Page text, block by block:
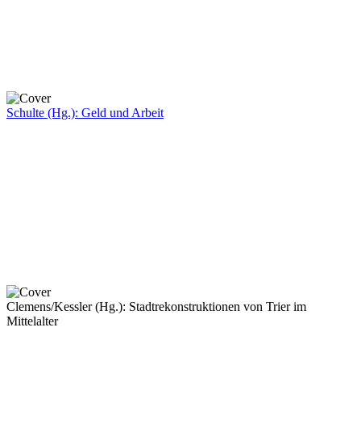
Schulte (Hg.): Geld und Arbeit
Clemens/Kessler (Hg.): Stadtrekonstruktionen von Trier im
Mittelalter